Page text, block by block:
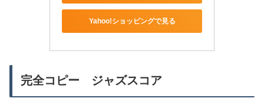
Yahoo!ショッピングで見る
完全コピー ジャズスコア